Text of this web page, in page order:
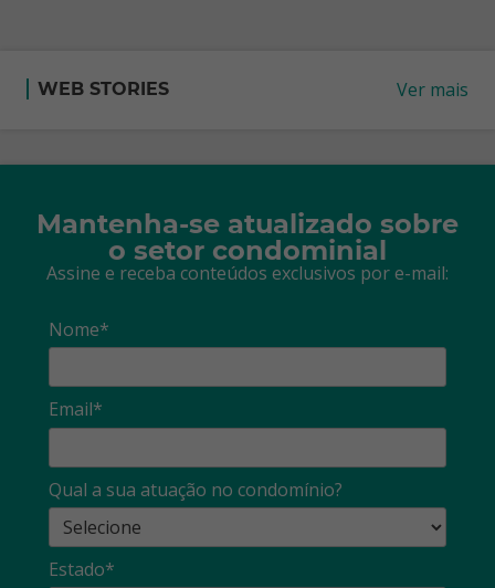
WEB STORIES Ver mais
Mantenha-se atualizado sobre
o setor condominial
Assine e receba conteúdos exclusivos por e-mail:
Nome*
Email*
Qual a sua atuação no condomínio?
Estado*